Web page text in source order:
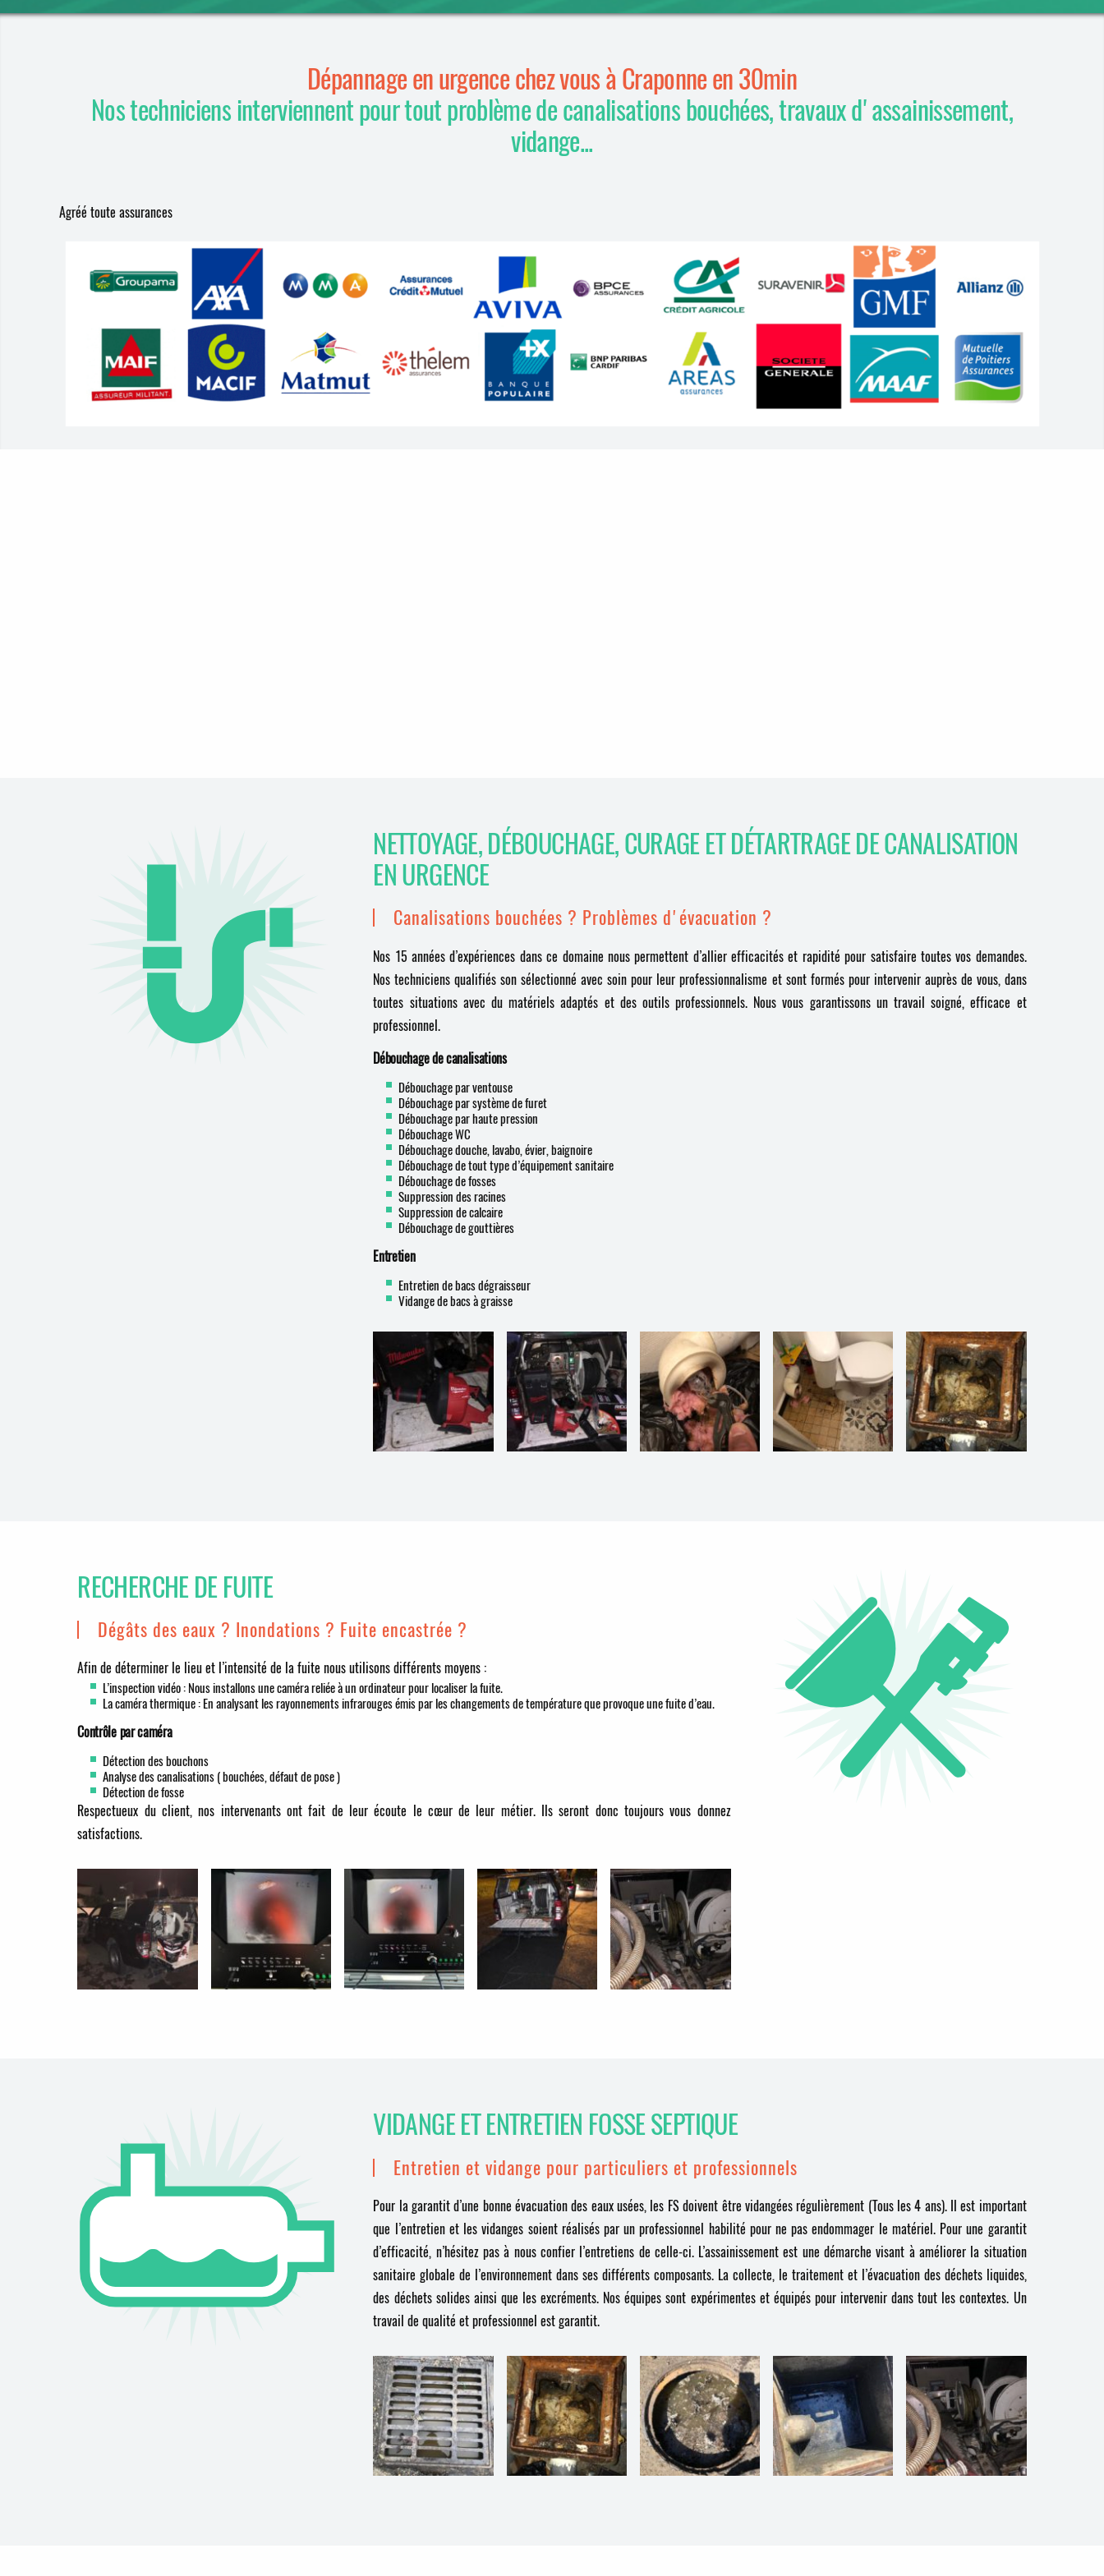
Dépannage en urgence chez vous à Craponne en 30min
Nos techniciens interviennent pour tout problème de canalisations bouchées, travaux d'assainissement,
vidange...
Agréé toute assurances
NETTOYAGE, DÉBOUCHAGE, CURAGE ET DÉTARTRAGE DE CANALISATION
EN URGENCE
Canalisations bouchées ? Problèmes d'évacuation ?
Nos 15 années d’expériences dans ce domaine nous permettent d’allier efficacités et rapidité pour satisfaire toutes vos demandes.
Nos techniciens qualifiés son sélectionné avec soin pour leur professionnalisme et sont formés pour intervenir auprès de vous, dans
toutes situations avec du matériels adaptés et des outils professionnels. Nous vous garantissons un travail soigné, efficace et
professionnel.
Débouchage de canalisations
Débouchage par ventouse
Débouchage par système de furet
Débouchage par haute pression
Débouchage WC
Débouchage douche, lavabo, évier, baignoire
Débouchage de tout type d’équipement sanitaire
Débouchage de fosses
Suppression des racines
Suppression de calcaire
Débouchage de gouttières
Entretien
Entretien de bacs dégraisseur
Vidange de bacs à graisse
RECHERCHE DE FUITE
Dégâts des eaux ? Inondations ? Fuite encastrée ?
Afin de déterminer le lieu et l’intensité de la fuite nous utilisons différents moyens :
L’inspection vidéo : Nous installons une caméra reliée à un ordinateur pour localiser la fuite.
La caméra thermique : En analysant les rayonnements infrarouges émis par les changements de température que provoque une fuite d’eau.
Contrôle par caméra
Détection des bouchons
Analyse des canalisations ( bouchées, défaut de pose )
Détection de fosse
Respectueux du client, nos intervenants ont fait de leur écoute le cœur de leur métier. Ils seront donc toujours vous donnez
satisfactions.
VIDANGE ET ENTRETIEN FOSSE SEPTIQUE
Entretien et vidange pour particuliers et professionnels
Pour la garantit d’une bonne évacuation des eaux usées, les FS doivent être vidangées régulièrement (Tous les 4 ans). Il est important
que l’entretien et les vidanges soient réalisés par un professionnel habilité pour ne pas endommager le matériel. Pour une garantit
d’efficacité, n’hésitez pas à nous confier l’entretiens de celle-ci. L’assainissement est une démarche visant à améliorer la situation
sanitaire globale de l’environnement dans ses différents composants. La collecte, le traitement et l’évacuation des déchets liquides,
des déchets solides ainsi que les excréments. Nos équipes sont expérimentes et équipés pour intervenir dans tout les contextes. Un
travail de qualité et professionnel est garantit.